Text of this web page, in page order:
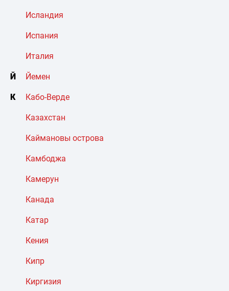
Исландия
Испания
Италия
Й Йемен
К Кабо-Верде
Казахстан
Каймановы острова
Камбоджа
Камерун
Канада
Катар
Кения
Кипр
Киргизия